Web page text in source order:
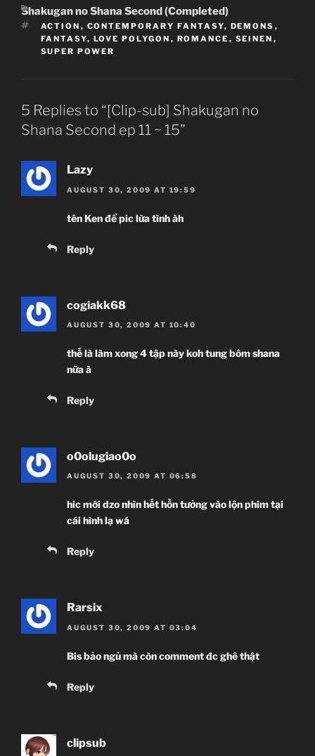
CATEGORIES
Shakugan no Shana Second (Completed)
TAGS
ACTION , CONTEMPORARY FANTASY, DEMONS ,
FANTASY, LOVE POLYGON , ROMANCE , SEINEN ,
SUPER POWER
5 Replies to “[Clip-sub] Shakugan no
Shana Second ep 11 ~ 15”
Lazy
AUGUST 30, 2009 AT 19:59
tên Ken để pic lừa tình àh
Reply
cogiakk68
AUGUST 30, 2009 AT 10:40
thế là làm xong 4 tập này koh tung bôm shana
nữa à
Reply
o0olugiao0o
AUGUST 30, 2009 AT 06:58
hic mới dzo nhìn hết hồn tưởng vào lộn phim tại
cái hình lạ wá
Reply
Rarsix
AUGUST 30, 2009 AT 03:04
Bis bảo ngủ mà còn comment đc ghê thật
Reply
clipsub